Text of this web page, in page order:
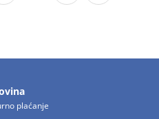
plaćanje